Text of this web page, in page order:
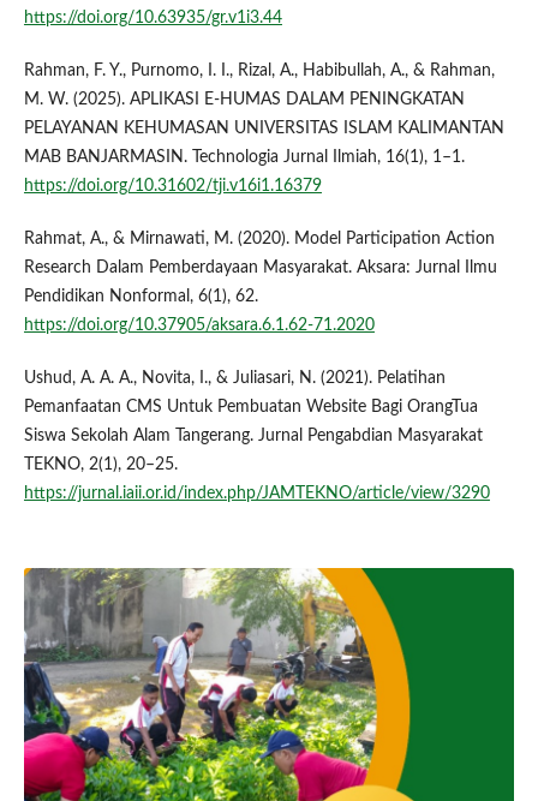
https://doi.org/10.63935/gr.v1i3.44
Rahman, F. Y., Purnomo, I. I., Rizal, A., Habibullah, A., & Rahman,
M. W. (2025). APLIKASI E-HUMAS DALAM PENINGKATAN
PELAYANAN KEHUMASAN UNIVERSITAS ISLAM KALIMANTAN
MAB BANJARMASIN. Technologia Jurnal Ilmiah, 16(1), 1–1.
https://doi.org/10.31602/tji.v16i1.16379
Rahmat, A., & Mirnawati, M. (2020). Model Participation Action
Research Dalam Pemberdayaan Masyarakat. Aksara: Jurnal Ilmu
Pendidikan Nonformal, 6(1), 62.
https://doi.org/10.37905/aksara.6.1.62-71.2020
Ushud, A. A. A., Novita, I., & Juliasari, N. (2021). Pelatihan
Pemanfaatan CMS Untuk Pembuatan Website Bagi OrangTua
Siswa Sekolah Alam Tangerang. Jurnal Pengabdian Masyarakat
TEKNO, 2(1), 20–25.
https://jurnal.iaii.or.id/index.php/JAMTEKNO/article/view/3290